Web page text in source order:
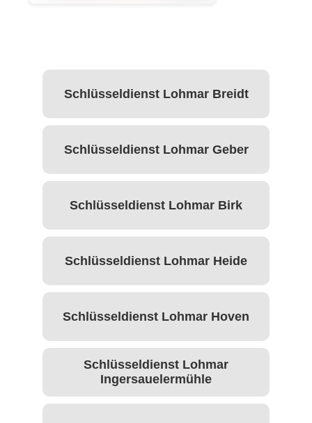
Schlüsseldienst Lohmar Breidt
Schlüsseldienst Lohmar Geber
Schlüsseldienst Lohmar Birk
Schlüsseldienst Lohmar Heide
Schlüsseldienst Lohmar Hoven
Schlüsseldienst Lohmar
Ingersauelermühle